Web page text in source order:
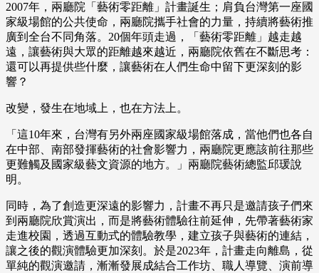
2007年，兩廳院「藝術零距離」計畫誕生；肩負台灣第一座國
家級場館的公共使命，兩廳院攜手社會的力量，持續將藝術推
廣到全台不同角落。20個年頭走過，「藝術零距離」越走越
遠，讓藝術與大眾的距離越來越近，兩廳院依舊在不斷思考：
還可以再提供些什麼，讓藝術在人們生命中留下更深刻的影
響？
改變，發生在地域上，也在方法上。
「這10年來，台灣有另外兩座國家級場館落成，當他們也各自
在中部、南部發揮藝術的社會影響力，兩廳院更應該前往那些
更難觸及國家級藝文資源的地方。」兩廳院藝術總監邱瑗說
明。
同時，為了創造更深遠的影響力，計畫不再只是邀請孩子們來
到兩廳院欣賞演出，而是將藝術體驗往前延伸，先帶著藝術家
走進校園，透過互動式的體驗教學，建立孩子與藝術的連結，
讓之後的觀演體驗更加深刻。於是2023年，計畫走向離島，從
單純的觀演邀請，漸漸發展成結合工作坊、職人導覽、演前導